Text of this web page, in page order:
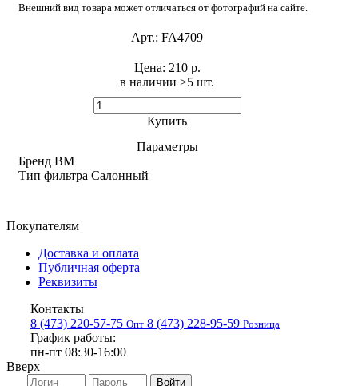
Внешний вид товара может отличаться от фотографий на сайте.
Арт.: FA4709
в наличии >5 шт. ​
Цена: 210 р.
Купить
Параметры
Бренд BM
Тип фильтра Салонный
Покупателям
Доставка и оплата
Публичная оферта
Реквизиты
Контакты
8 (473) 220-57-75 Опт 8 (473) 228-95-59 Розница
График работы:
пн-пт 08:30-16:00
Вверх
Войти